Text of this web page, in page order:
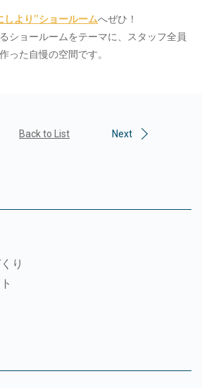
しより”ショールームへぜひ！
ショールームをテーマに、スタッフ全員
った自慢の空間です。
Back to List Next
り